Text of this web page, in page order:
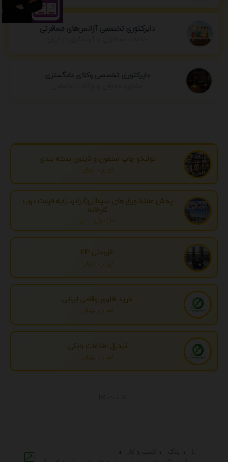
دایرکتوری تخصصی آژانس‌های مسافرتی
دایرکتوری تخصصی وکلای دادگستری
تولیدو چاپ سلفون و نایلون بسته بندی
تهران، تهران
پخش عمده ورق های سیمانی(ایرانیت)به قیمت درب
کارخانه
مازندران، آمل
افزودنی EP
تهران، تهران
خرید فالوور واقعی ایرانی
تهران، تهران
تبدیل اطلاعات بانکی
تهران، تهران